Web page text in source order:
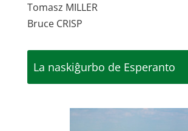
Tomasz MILLER
Bruce CRISP
La naskiĝurbo de Esperanto